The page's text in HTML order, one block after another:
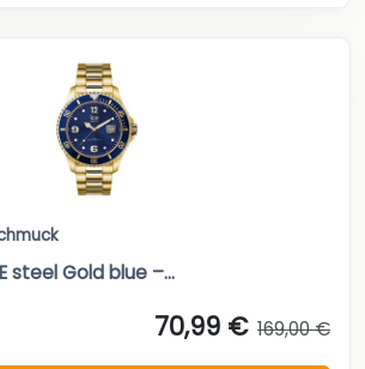
steel Gold blue –...
70,99 € 169,00 €